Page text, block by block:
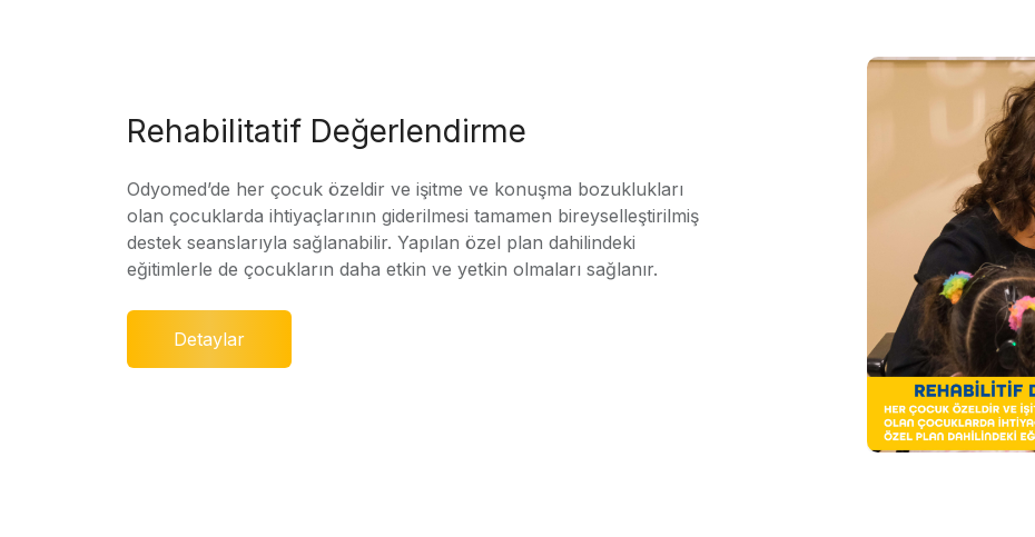
Rehabilitatif Değerlendirme
Odyomed’de her çocuk özeldir ve işitme ve konuşma bozuklukları
olan çocuklarda ihtiyaçlarının giderilmesi tamamen bireyselleştirilmiş
destek seanslarıyla sağlanabilir. Yapılan özel plan dahilindeki
eğitimlerle de çocukların daha etkin ve yetkin olmaları sağlanır.
Detaylar